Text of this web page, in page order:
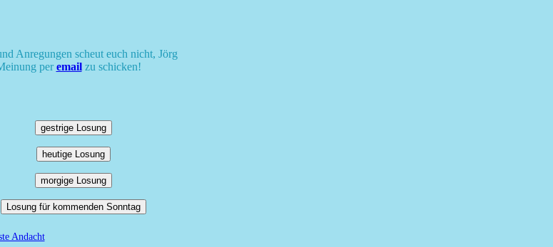
Anregungen scheut euch nicht, Jörg
peremailzu schicken!
gestrige Losung
heutige Losung
morgige Losung
Losung für kommenden Sonntag
Andacht